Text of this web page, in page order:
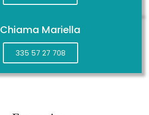
Chiama Mariella
335 57 27 708